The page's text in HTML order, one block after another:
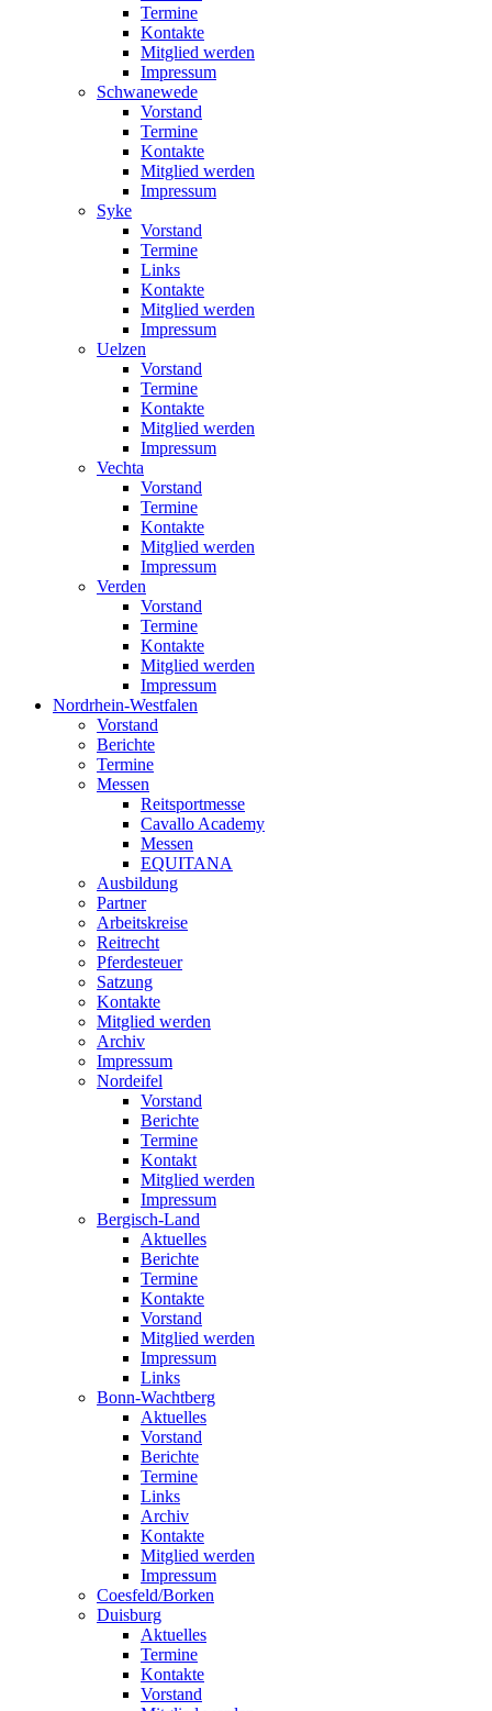
Termine
Kontakte
Mitglied werden
Impressum
Schwanewede
Vorstand
Termine
Kontakte
Mitglied werden
Impressum
Syke
Vorstand
Termine
Links
Kontakte
Mitglied werden
Impressum
Uelzen
Vorstand
Termine
Kontakte
Mitglied werden
Impressum
Vechta
Vorstand
Termine
Kontakte
Mitglied werden
Impressum
Verden
Vorstand
Termine
Kontakte
Mitglied werden
Impressum
Nordrhein-Westfalen
Vorstand
Berichte
Termine
Messen
Reitsportmesse
Cavallo Academy
Messen
EQUITANA
Ausbildung
Partner
Arbeitskreise
Reitrecht
Pferdesteuer
Satzung
Kontakte
Mitglied werden
Archiv
Impressum
Nordeifel
Vorstand
Berichte
Termine
Kontakt
Mitglied werden
Impressum
Bergisch-Land
Aktuelles
Berichte
Termine
Kontakte
Vorstand
Mitglied werden
Impressum
Links
Bonn-Wachtberg
Aktuelles
Vorstand
Berichte
Termine
Links
Archiv
Kontakte
Mitglied werden
Impressum
Coesfeld/Borken
Duisburg
Aktuelles
Termine
Kontakte
Vorstand